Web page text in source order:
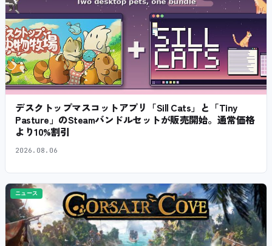
デスクトップマスコットアプリ「Sill Cats」と「Tiny
Pasture」のSteamバンドルセットが販売開始。通常価格
より10%割引
2026.08.06
ニュース